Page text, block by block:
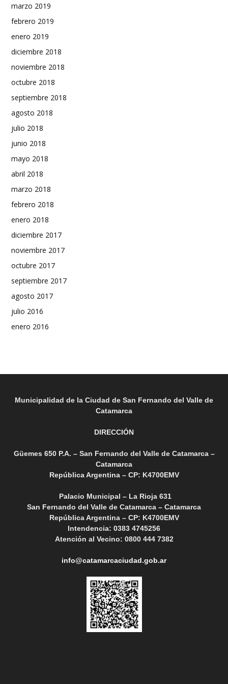
marzo 2019
febrero 2019
enero 2019
diciembre 2018
noviembre 2018
octubre 2018
septiembre 2018
agosto 2018
julio 2018
junio 2018
mayo 2018
abril 2018
marzo 2018
febrero 2018
enero 2018
diciembre 2017
noviembre 2017
octubre 2017
septiembre 2017
agosto 2017
julio 2016
enero 2016
Municipalidad de la Ciudad de San Fernando del Valle de
Catamarca
DIRECCIÓN
Güemes 650 P.A. – San Fernando del Valle de Catamarca –
Catamarca
República Argentina – CP: K4700EMV
Palacio Municipal – La Rioja 631
San Fernando del Valle de Catamarca – Catamarca
República Argentina – CP: K4700EMV
Intendencia: 0383 4745256
Atención al Vecino: 0800 444 7382
info@catamarcaciudad.gob.ar